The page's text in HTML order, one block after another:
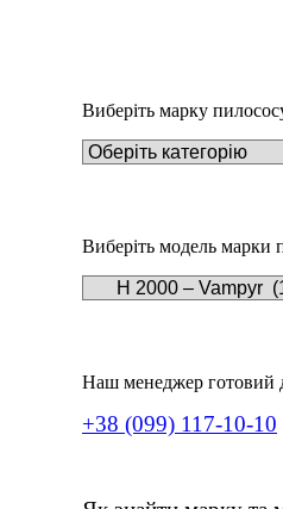
Виберіть марку
Виберіть модель марки
Наш менеджер готовий
+38 (099) 117-10-10